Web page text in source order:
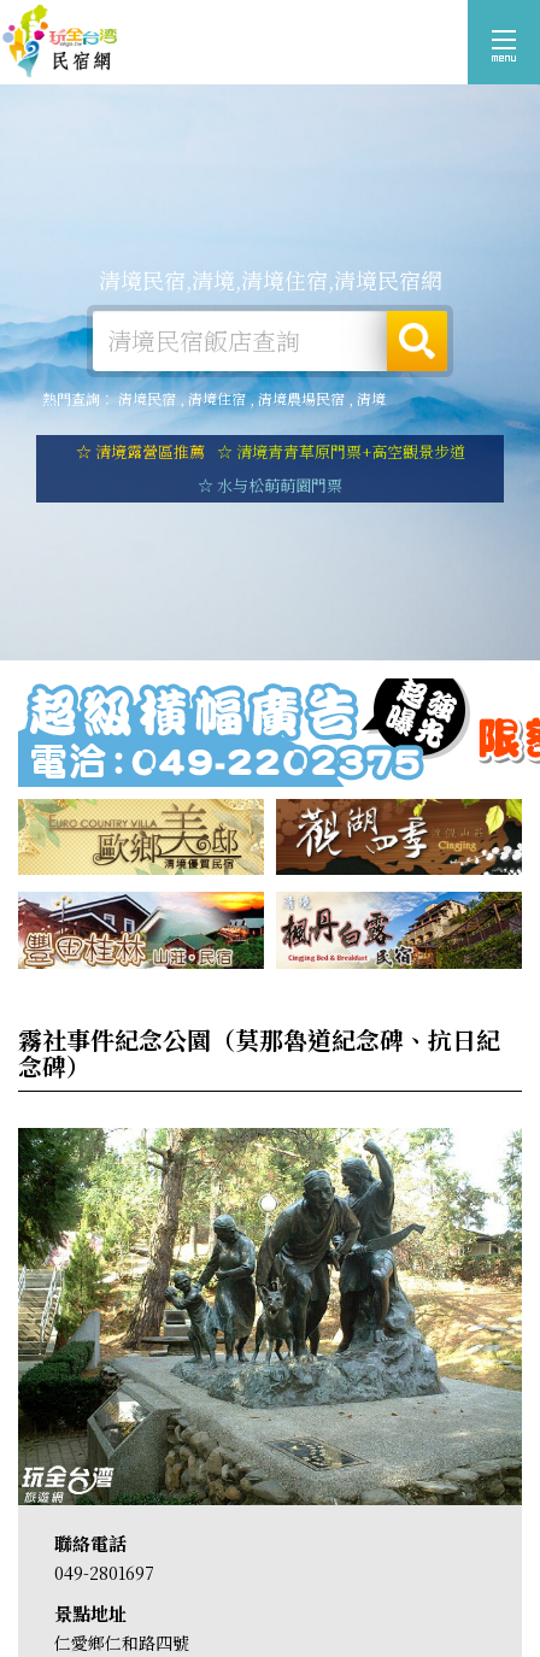
清境民宿,清境,清境住宿,清境民宿網
熱門查詢：清境民宿,清境住宿,清境農場民宿,清境
☆ 清境露營區推薦
☆ 清境青青草原門票+高空觀景步道
☆ 水与松萌萌園門票
霧社事件紀念公園（莫那魯道紀念碑、抗日紀
念碑）
聯絡電話
049-2801697
景點地址
仁愛鄉仁和路四號